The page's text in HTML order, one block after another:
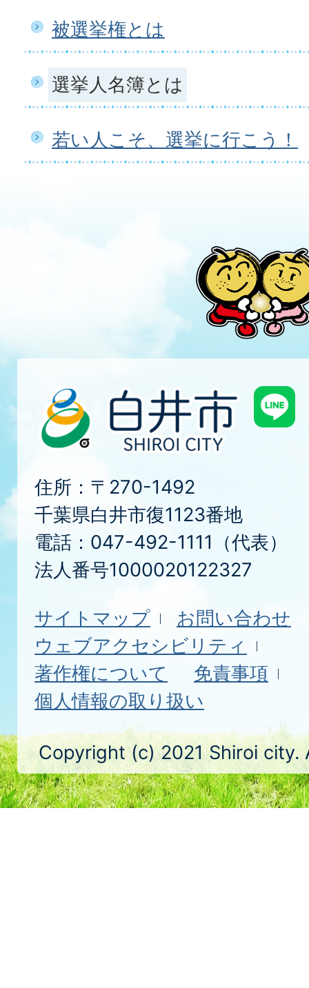
被選挙権とは
選挙人名簿とは
若い人こそ、選挙に行こう！
住所：〒270-1492
千葉県白井市復1123番地
電話：047-492-1111（代表）
法人番号1000020122327
サイトマップ
お問い合わせ
ウェブアクセシビリティ
著作権について
免責事項
個人情報の取り扱い
Copyright (c) 2021 Shiroi city.